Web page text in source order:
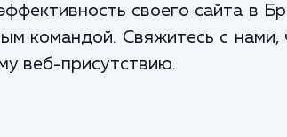
своего сайта в
командой. Свяжитесь с нами,
веб-присутствию.